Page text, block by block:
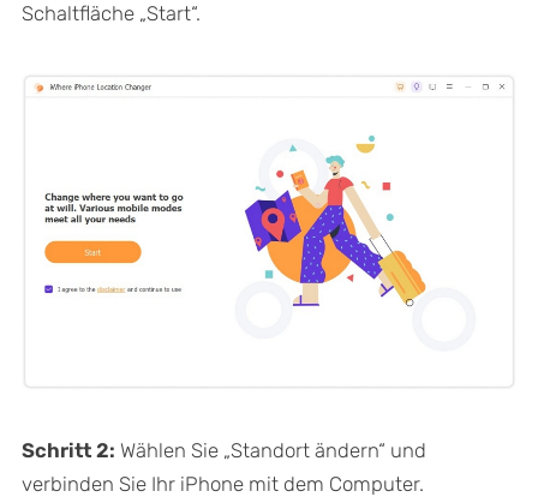
Schaltfläche „Start“.
Schritt 2: Wählen Sie „Standort ändern“ und
verbinden Sie Ihr iPhone mit dem Computer.